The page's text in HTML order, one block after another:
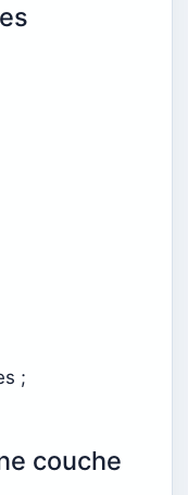
;
couche